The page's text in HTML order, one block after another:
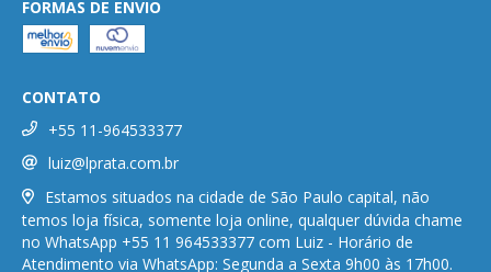
FORMAS DE ENVIO
CONTATO
+55 11-964533377
luiz@lprata.com.br
Estamos situados na cidade de São Paulo capital, não
temos loja física, somente loja online, qualquer dúvida chame
no WhatsApp +55 11 964533377 com Luiz - Horário de
Atendimento via WhatsApp: Segunda a Sexta 9h00 às 17h00.